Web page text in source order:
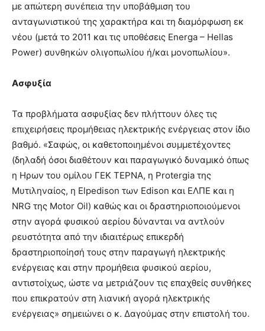
με απώτερη συνέπεια την υποβάθμιση του
ανταγωνιστικού της χαρακτήρα και τη διαμόρφωση εκ
νέου (μετά το 2011 και τις υποθέσεις Energa – Hellas
Power) συνθηκών ολιγοπωλίου ή/και μονοπωλίου».
Ασφυξία
Τα προβλήματα ασφυξίας δεν πλήττουν όλες τις
επιχειρήσεις προμήθειας ηλεκτρικής ενέργειας στον ίδιο
βαθμό. «Σαφώς, οι καθετοποιημένοι συμμετέχοντες
(δηλαδή όσοι διαθέτουν και παραγωγικό δυναμικό όπως
η Ηρων του ομίλου ΓΕΚ ΤΕΡΝΑ, η Protergia της
Μυτιληναίος, η Elpedison των Edison και ΕΛΠΕ και η
NRG της Motor Oil) καθώς και οι δραστηριοποιούμενοι
στην αγορά φυσικού αερίου δύνανται να αντλούν
ρευστότητα από την ιδιαιτέρως επικερδή
δραστηριοποίησή τους στην παραγωγή ηλεκτρικής
ενέργειας και στην προμήθεια φυσικού αερίου,
αντιστοίχως, ώστε να μετριάζουν τις επαχθείς συνθήκες
που επικρατούν στη λιανική αγορά ηλεκτρικής
ενέργειας» σημειώνει ο κ. Δαγούμας στην επιστολή του.